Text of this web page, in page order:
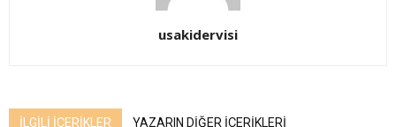
usakidervisi
İLGİLİ İÇERİKLER YAZARIN DİĞER İÇERİKLERİ